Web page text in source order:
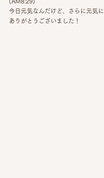
(AM8:29)
今日元気なんだけど、さらに元気
ありがとうございました！